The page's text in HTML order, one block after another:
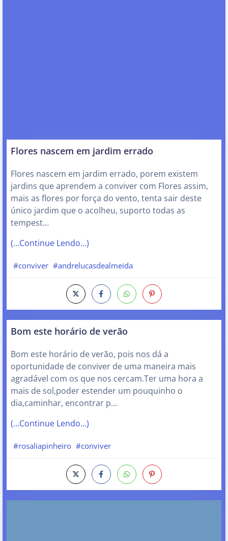
Flores nascem em jardim errado
Flores nascem em jardim errado, porem existem
jardins que aprendem a conviver com Flores assim,
mais as flores por força do vento, tenta sair deste
único jardim que o acolheu, suporto todas as
tempest…
(…Continue Lendo…)
#conviver #andrelucasdealmeida
Bom este horário de verão
Bom este horário de verão, pois nos dá a
oportunidade de conviver de uma maneira mais
agradável com os que nos cercam.Ter uma hora a
mais de sol,poder estender um pouquinho o
dia,caminhar, encontrar p…
(…Continue Lendo…)
#rosaliapinheiro #conviver